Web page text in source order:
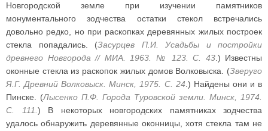
Новгородской земле при изучении памятников
монументального зодчества остатки стекол встречались
довольно редко, но при раскопках деревянных жилых построек
стекла попадались. (Засурцев П.И. Усадьбы и постройки
древнего Новгорода // МИА. 1963. № 123. С. 43.) Известны
оконные стекла из раскопок жилых домов Волковыска. (Зверуго
Я.Г. Древний Волковыск. Минск, 1975. С. 24 .) Найдены они и в
Пинске. (Лысенко П.Ф. Города Туровской земли. Минск, 1974.
С. 111. ) В некоторых новгородских памятниках зодчества
удалось обнаружить деревянные оконницы, хотя стекла там не